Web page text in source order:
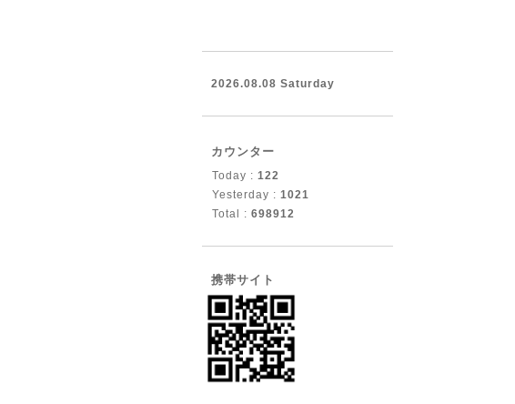
2026.08.08 Saturday
カウンター
Today : 122
Yesterday : 1021
Total : 698912
携帯サイト